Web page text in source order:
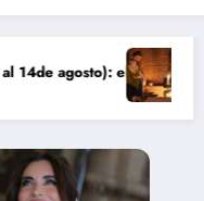
el secreto de Tasio sale
Avance VALLE